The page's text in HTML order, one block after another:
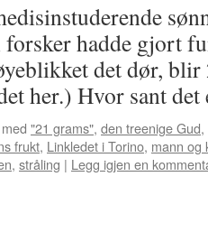
hadde gjort
det dør,
her.) Hvor sant
"21 grams", den treenige Gud,
frukt, Linkledet i Torino, mann og
, stråling | Legg igjen en